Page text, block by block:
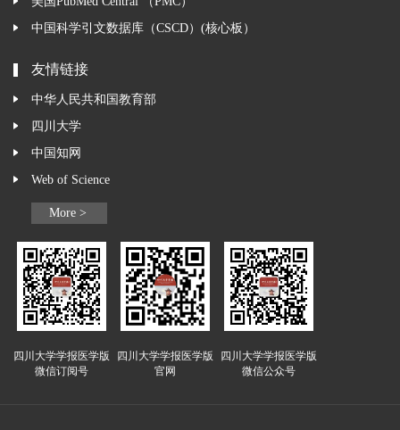
中国科学引文数据库（CSCD）(核心板）
友情链接
中华人民共和国教育部
四川大学
中国知网
Web of Science
More >
四川大学学报医学版
微信订阅号
四川大学学报医学版
官网
四川大学学报医学版
微信公众号